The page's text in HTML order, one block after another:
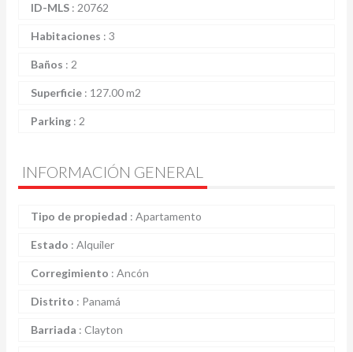
ID-MLS : 20762
Habitaciones : 3
Baños : 2
Superficie : 127.00 m2
Parking : 2
INFORMACIÓN GENERAL
Tipo de propiedad : Apartamento
Estado : Alquiler
Corregimiento : Ancón
Distrito : Panamá
Barriada : Clayton